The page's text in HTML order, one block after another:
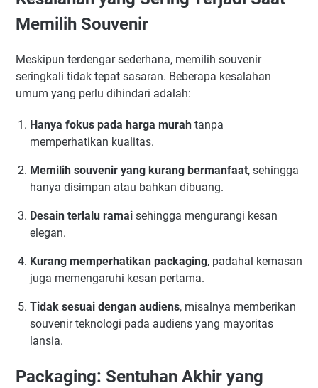
Memilih Souvenir
Meskipun terdengar sederhana, memilih souvenir
seringkali tidak tepat sasaran. Beberapa kesalahan
umum yang perlu dihindari adalah:
Hanya fokus pada harga murah tanpa
memperhatikan kualitas.
Memilih souvenir yang kurang bermanfaat, sehingga
hanya disimpan atau bahkan dibuang.
Desain terlalu ramai sehingga mengurangi kesan
elegan.
Kurang memperhatikan packaging, padahal kemasan
juga memengaruhi kesan pertama.
Tidak sesuai dengan audiens, misalnya memberikan
souvenir teknologi pada audiens yang mayoritas
lansia.
Packaging: Sentuhan Akhir yang